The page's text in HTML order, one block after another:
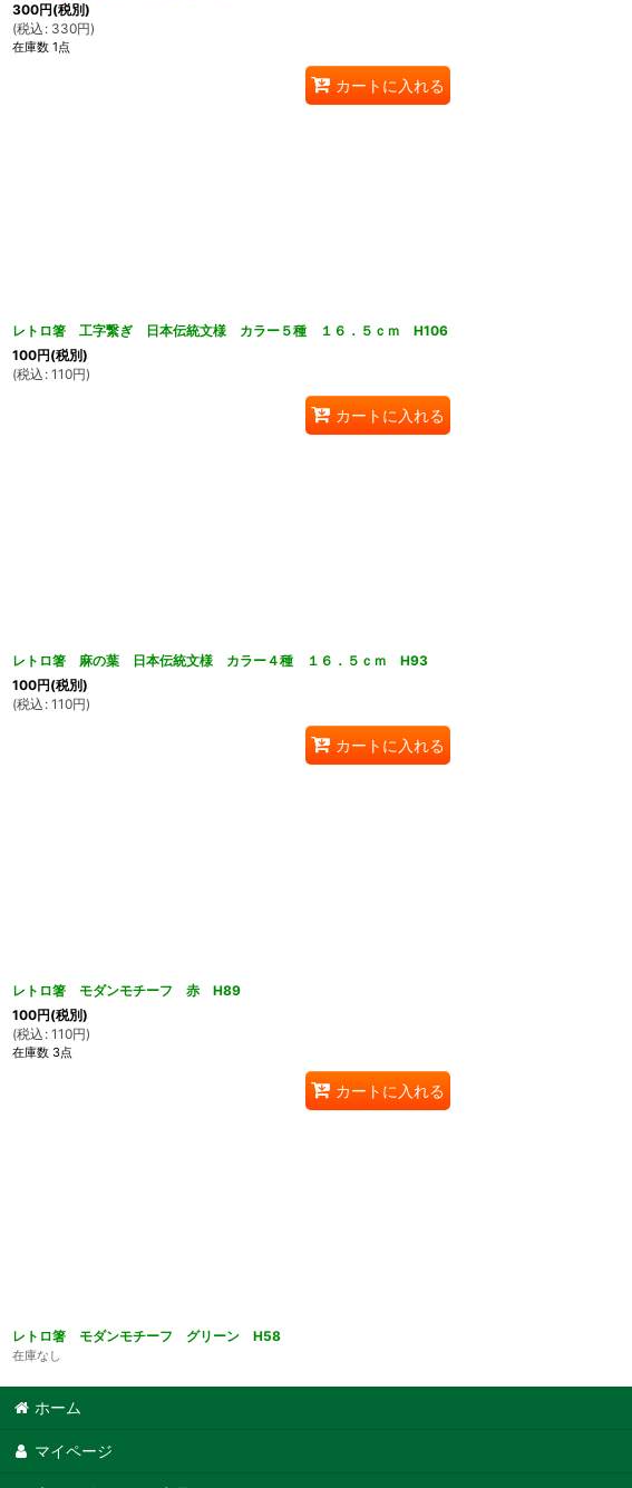
300円(税別)
(税込 : 330円)
在庫数 1点
カートに入れる
レトロ箸 工字繋ぎ 日本伝統文様 カラー５種 １６．５ｃｍ H106
100円(税別)
(税込 : 110円)
カートに入れる
レトロ箸 麻の葉 日本伝統文様 カラー４種 １６．５ｃｍ H93
100円(税別)
(税込 : 110円)
カートに入れる
レトロ箸 モダンモチーフ 赤 H89
100円(税別)
(税込 : 110円)
在庫数 3点
カートに入れる
レトロ箸 モダンモチーフ グリーン H58
在庫なし
ホーム
マイページ